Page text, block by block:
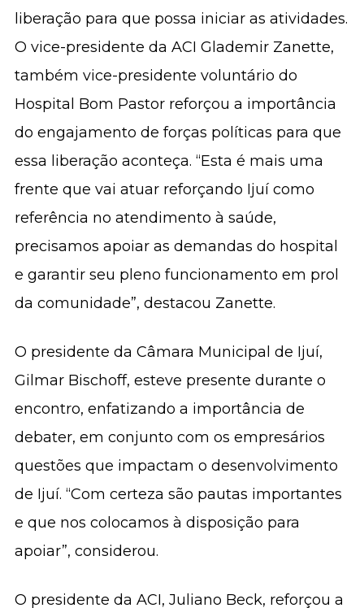
liberação para que possa iniciar as atividades.
O vice-presidente da ACI Glademir Zanette,
também vice-presidente voluntário do
Hospital Bom Pastor reforçou a importância
do engajamento de forças políticas para que
essa liberação aconteça. “Esta é mais uma
frente que vai atuar reforçando Ijuí como
referência no atendimento à saúde,
precisamos apoiar as demandas do hospital
e garantir seu pleno funcionamento em prol
da comunidade”, destacou Zanette.
O presidente da Câmara Municipal de Ijuí,
Gilmar Bischoff, esteve presente durante o
encontro, enfatizando a importância de
debater, em conjunto com os empresários
questões que impactam o desenvolvimento
de Ijuí. “Com certeza são pautas importantes
e que nos colocamos à disposição para
apoiar”, considerou.
O presidente da ACI, Juliano Beck, reforçou a